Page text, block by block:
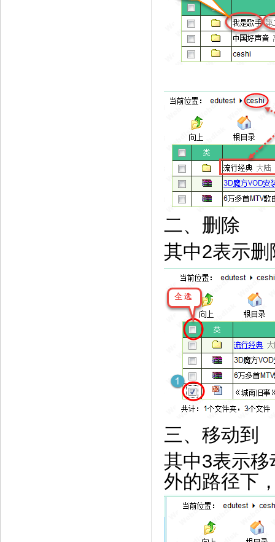
二、删除
其中2表示
三、移动到
其中3表示
外的路径下